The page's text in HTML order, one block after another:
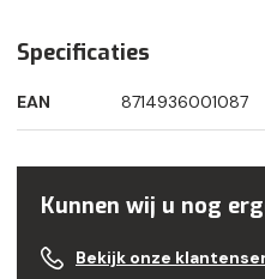
Specificaties
EAN 8714936001087
Kunnen wij u nog
Bekijk onze